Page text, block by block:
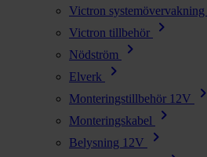
Victron systemövervakning
Victron tillbehör chevron_right
Nödström chevron_right
Elverk chevron_right
Monteringstillbehör 12V chevron_right
Monteringskabel chevron_right
Belysning 12V chevron_right